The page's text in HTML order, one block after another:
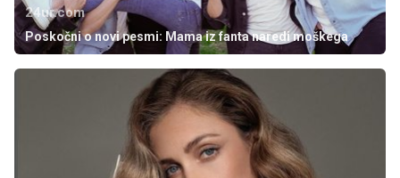
24ur.com
Poskočni o novi pesmi: Mama iz fanta naredi moškega